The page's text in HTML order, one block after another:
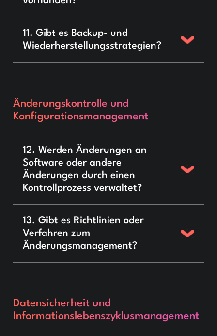
11. Gibt es Backup- und
Wiederherstellungsstrategien?
Änderungskontrolle und
Konfigurationsmanagement
12. Werden Änderungen an
Software oder andere
Änderungen durch einen
Kontrollprozess verwaltet?
13. Gibt es Richtlinien oder
Verfahren zum
Änderungsmanagement?
Datensicherheit und
Informationslebenszyklusmanagement